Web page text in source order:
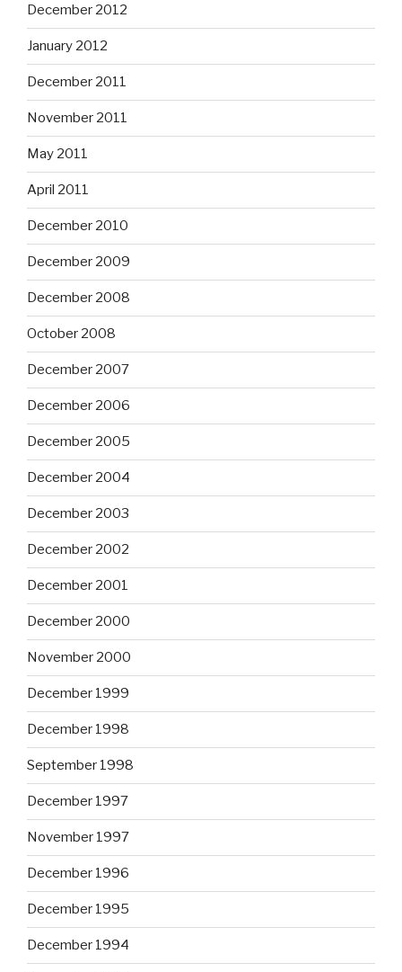
December 2012
January 2012
December 2011
November 2011
May 2011
April 2011
December 2010
December 2009
December 2008
October 2008
December 2007
December 2006
December 2005
December 2004
December 2003
December 2002
December 2001
December 2000
November 2000
December 1999
December 1998
September 1998
December 1997
November 1997
December 1996
December 1995
December 1994